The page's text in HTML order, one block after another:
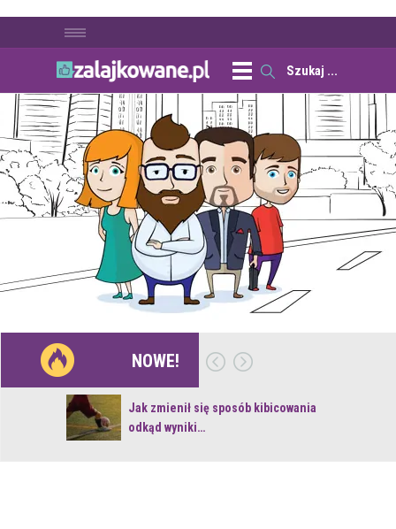
NOWE!
Jak zmienił się sposób kibicowania
odkąd wyniki…